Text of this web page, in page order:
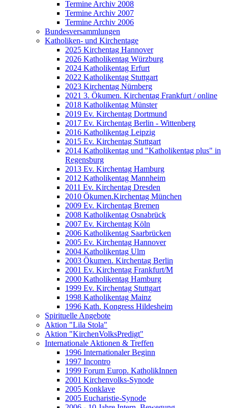
Termine Archiv 2008
Termine Archiv 2007
Termine Archiv 2006
Bundesversammlungen
Katholiken- und Kirchentage
2025 Kirchentag Hannover
2026 Katholikentag Würzburg
2024 Katholikentag Erfurt
2022 Katholikentag Stuttgart
2023 Kirchentag Nürnberg
2021 3. Ökumen. Kirchentag Frankfurt / online
2018 Katholikentag Münster
2019 Ev. Kirchentag Dortmund
2017 Ev. Kirchentag Berlin - Wittenberg
2016 Katholikentag Leipzig
2015 Ev. Kirchentag Stuttgart
2014 Katholikentag und "Katholikentag plus" in
Regensburg
2013 Ev. Kirchentag Hamburg
2012 Katholikentag Mannheim
2011 Ev. Kirchentag Dresden
2010 Ökumen.Kirchentag München
2009 Ev. Kirchentag Bremen
2008 Katholikentag Osnabrück
2007 Ev. Kirchentag Köln
2006 Katholikentag Saarbrücken
2005 Ev. Kirchentag Hannover
2004 Katholikentag Ulm
2003 Ökumen. Kirchentag Berlin
2001 Ev. Kirchentag Frankfurt/M
2000 Katholikentag Hamburg
1999 Ev. Kirchentag Stuttgart
1998 Katholikentag Mainz
1996 Kath. Kongress Hildesheim
Spirituelle Angebote
Aktion "Lila Stola"
Aktion "KirchenVolksPredigt"
Internationale Aktionen & Treffen
1996 Internationaler Beginn
1997 Incontro
1999 Forum Europ. KatholikInnen
2001 Kirchenvolks-Synode
2005 Konklave
2005 Eucharistie-Synode